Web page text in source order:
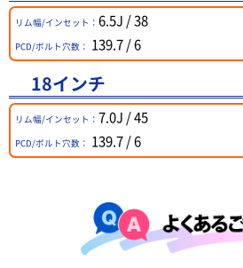
リム幅/インセット： 6.5J / 38
PCD/ボルト穴数： 139.7 / 6
18インチ
リム幅/インセット： 7.0J / 45
PCD/ボルト穴数： 139.7 / 6